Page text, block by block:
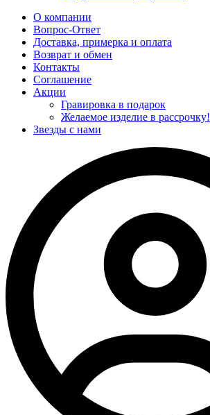
О компании
Вопрос-Ответ
Доставка, примерка и оплата
Возврат и обмен
Контакты
Соглашение
Акции
Гравировка в подарок
Желаемое изделие в рассрочку!
Звезды с нами